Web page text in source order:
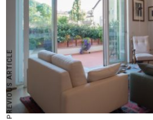
PREVIOUS ARTICLE